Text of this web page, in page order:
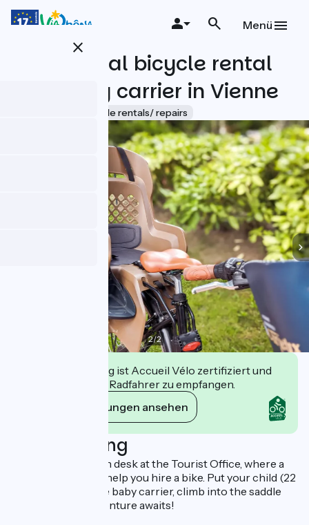
Direkt
zum
close
Menü
Mechanical bicycle rental
with baby carrier in Vienne
Bicycle rentals/ repairs
2/2
Diese Einrichtung ist Accueil Vélo zertifiziert und
verpflichtet sich, Radfahrer zu empfangen.
Ihre Verpflichtungen ansehen
Beschreibung
Go to the reception desk at the Tourist Office, where a
tourist advisor will help you hire a bike. Put your child (22
kg maximum) in the baby carrier, climb into the saddle
and off you go: adventure awaits!